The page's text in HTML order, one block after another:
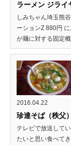
ラーメン ジライ
しみちゃん埼玉熊
ーションZ 880円
が麺に対する固定
2016.04.22
珍達そば（秩父）
テレビで放送して
たいと思い食べて